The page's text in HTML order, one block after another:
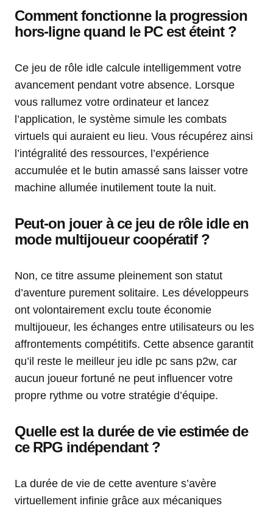
Comment fonctionne la progression
hors-ligne quand le PC est éteint ?
Ce jeu de rôle idle calcule intelligemment votre
avancement pendant votre absence. Lorsque
vous rallumez votre ordinateur et lancez
l’application, le système simule les combats
virtuels qui auraient eu lieu. Vous récupérez ainsi
l’intégralité des ressources, l’expérience
accumulée et le butin amassé sans laisser votre
machine allumée inutilement toute la nuit.
Peut-on jouer à ce jeu de rôle idle en
mode multijoueur coopératif ?
Non, ce titre assume pleinement son statut
d’aventure purement solitaire. Les développeurs
ont volontairement exclu toute économie
multijoueur, les échanges entre utilisateurs ou les
affrontements compétitifs. Cette absence garantit
qu’il reste le meilleur jeu idle pc sans p2w, car
aucun joueur fortuné ne peut influencer votre
propre rythme ou votre stratégie d’équipe.
Quelle est la durée de vie estimée de
ce RPG indépendant ?
La durée de vie de cette aventure s’avère
virtuellement infinie grâce aux mécaniques